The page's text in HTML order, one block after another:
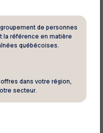
à certaines
votre participation
simplement la
seront
de personnes
la référence en matière
québécoises.
dans votre région,
secteur.